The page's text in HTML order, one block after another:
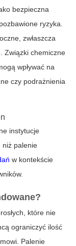
bezpieczna
ryzyka.
zwłaszcza
Związki chemiczne
wpływać na
czy podrażnienia
instytucje
niż palenie
w kontekście
które nie
ograniczyć ilość
Palenie